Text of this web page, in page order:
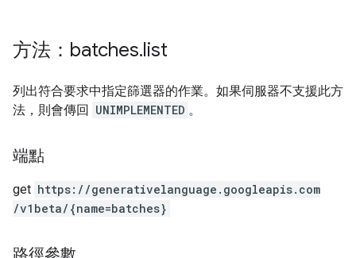
方法：batches.list
列出符合要求中指定篩選器的作業。如果伺服器不支援此方
法，則會傳回 UNIMPLEMENTED 。
端點
get https: / /generativelanguage.googleapis.com
/v1beta/{name=batches}